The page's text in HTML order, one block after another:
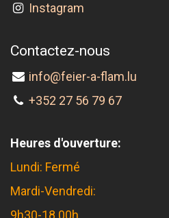
Instagram
Contactez-nous
info@feier-a-flam.lu
+352 27 56 79 67
Heures d'ouverture:
Lundi: Fermé
Mardi-Vendredi:
9h30-18.00h